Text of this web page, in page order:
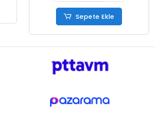
Sepete Ekle